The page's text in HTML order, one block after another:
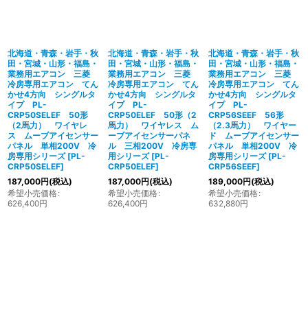
北海道・青森・岩手・秋
田・宮城・山形・福島・
業務用エアコン 三菱
冷房専用エアコン てん
かせ4方向 シングルタ
イプ PL-
CRP50SELEF 50形
（2馬力） ワイヤレ
ス ムーブアイセンサー
パネル 単相200V 冷
房専用シリーズ [PL-
CRP50SELEF]
187,000円(税込)
希望小売価格:
626,400円
北海道・青森・岩手・秋
田・宮城・山形・福島・
業務用エアコン 三菱
冷房専用エアコン てん
かせ4方向 シングルタ
イプ PL-
CRP50ELEF 50形（2
馬力） ワイヤレス ム
ーブアイセンサーパネ
ル 三相200V 冷房専
用シリーズ [PL-
CRP50ELEF]
187,000円(税込)
希望小売価格:
626,400円
北海道・青森・岩手・秋
田・宮城・山形・福島・
業務用エアコン 三菱
冷房専用エアコン てん
かせ4方向 シングルタ
イプ PL-
CRP56SEEF 56形
（2.3馬力） ワイヤー
ド ムーブアイセンサー
パネル 単相200V 冷
房専用シリーズ [PL-
CRP56SEEF]
189,000円(税込)
希望小売価格:
632,880円